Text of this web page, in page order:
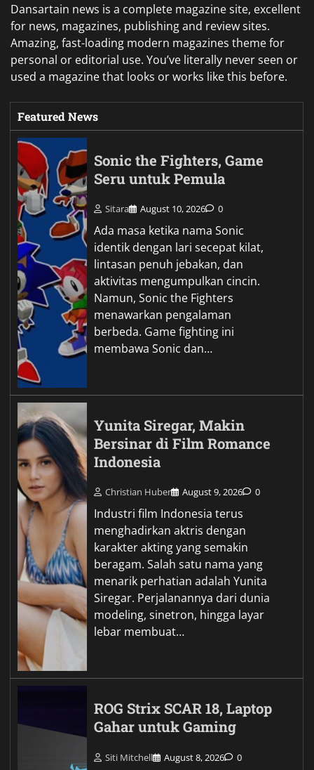
Dansartain news is a complete magazine site, excellent
for news, magazines, publishing and review sites.
Amazing, fast-loading modern magazines theme for
personal or editorial use. You’ve literally never seen or
used a magazine that looks or works like this before.
Featured News
Sonic the Fighters, Game
Seru untuk Pemula
Sitara August 10, 2026 0
Ada masa ketika nama Sonic
identik dengan lari secepat kilat,
lintasan penuh jebakan, dan
aktivitas mengumpulkan cincin.
Namun, Sonic the Fighters
menawarkan pengalaman
berbeda. Game fighting ini
membawa Sonic dan…
Yunita Siregar, Makin
Bersinar di Film Romance
Indonesia
Christian Huber August 9, 2026 0
Industri film Indonesia terus
menghadirkan aktris dengan
karakter akting yang semakin
beragam. Salah satu nama yang
menarik perhatian adalah Yunita
Siregar. Perjalanannya dari dunia
modeling, sinetron, hingga layar
lebar membuat…
ROG Strix SCAR 18, Laptop
Gahar untuk Gaming
Siti Mitchell August 8, 2026 0